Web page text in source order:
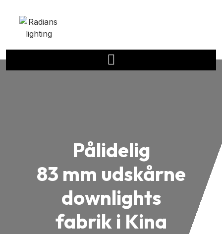
Pålidelig
83 mm udskårne
downlights
fabrik i Kina